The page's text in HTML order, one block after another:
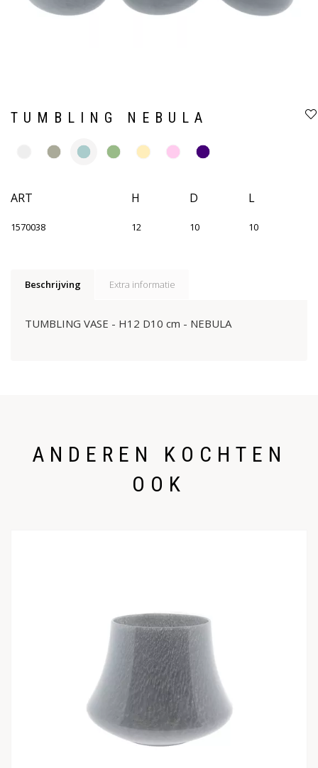
TUMBLING NEBULA
ART H D L
1570038 12 10 10
Beschrijving Extra informatie
TUMBLING VASE - H12 D10 cm - NEBULA
ANDEREN KOCHTEN
OOK